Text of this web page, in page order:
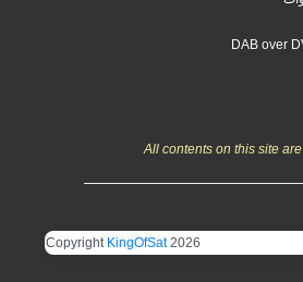
DAB over
All contents on this site
Copyright KingOfSat2026